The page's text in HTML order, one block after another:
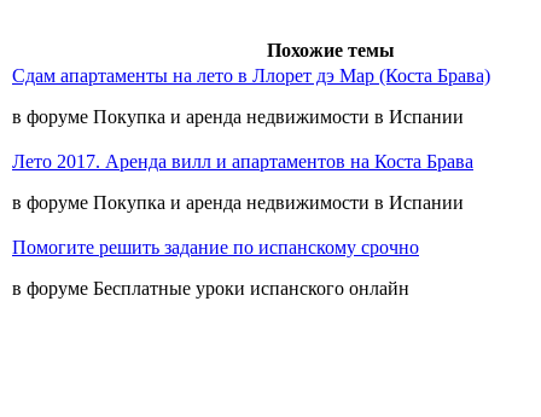
Похожие темы
Сдам апартаменты на лето в Ллорет дэ Мар (Коста Брава)
в форуме Покупка и аренда недвижимости в Испании
Лето 2017. Аренда вилл и апартаментов на Коста Брава
в форуме Покупка и аренда недвижимости в Испании
Помогите решить задание по испанскому срочно
в форуме Бесплатные уроки испанского онлайн